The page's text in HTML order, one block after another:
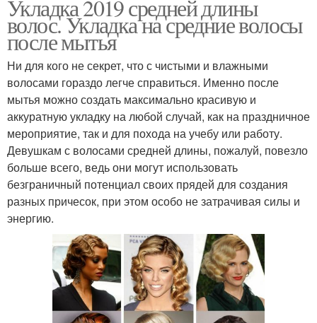
Укладка 2019 средней длины
волос. Укладка на средние волосы
после мытья
Ни для кого не секрет, что с чистыми и влажными
волосами гораздо легче справиться. Именно после
мытья можно создать максимально красивую и
аккуратную укладку на любой случай, как на праздничное
мероприятие, так и для похода на учебу или работу.
Девушкам с волосами средней длины, пожалуй, повезло
больше всего, ведь они могут использовать
безграничный потенциал своих прядей для создания
разных причесок, при этом особо не затрачивая силы и
энергию.